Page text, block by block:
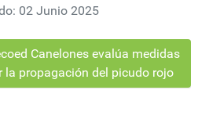
02 Junio 2025
Canelones evalúa medidas
la propagación del picudo rojo